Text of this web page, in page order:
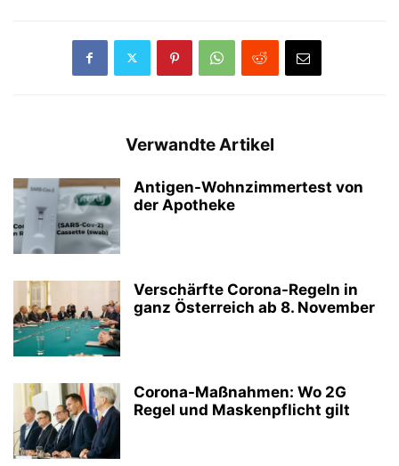
Verwandte Artikel
Antigen-Wohnzimmertest von
der Apotheke
Verschärfte Corona-Regeln in
ganz Österreich ab 8. November
Corona-Maßnahmen: Wo 2G
Regel und Maskenpflicht gilt